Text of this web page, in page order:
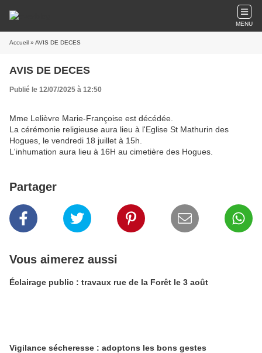
MENU
Accueil » AVIS DE DECES
AVIS DE DECES
Publié le 12/07/2025 à 12:50
Mme Lelièvre Marie-Françoise est décédée.
La cérémonie religieuse aura lieu à l'Eglise St Mathurin des
Hogues, le vendredi 18 juillet à 15h.
L'inhumation aura lieu à 16H au cimetière des Hogues.
Partager
Vous aimerez aussi
Éclairage public : travaux rue de la Forêt le 3 août
Vigilance sécheresse : adoptons les bons gestes